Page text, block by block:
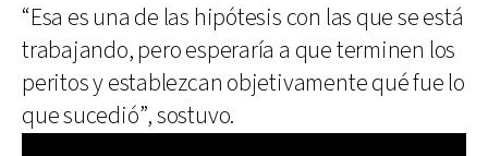
“Esa es una de las hipótesis con las que se está
trabajando, pero esperaría a que terminen los
peritos y establezcan objetivamente qué fue lo
que sucedió”, sostuvo.